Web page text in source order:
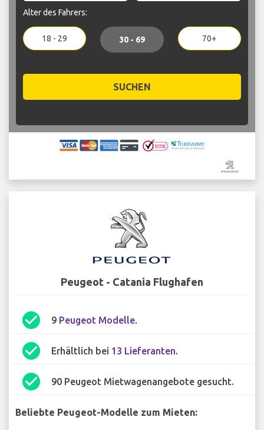
Alter des Fahrers:
18 - 29 30 - 69 70+
SUCHEN
Peugeot - Catania Flughafen
check_circle 9 Peugeot Modelle.
check_circle Erhältlich bei 13 Lieferanten.
check_circle 90 Peugeot Mietwagenangebote gesucht.
Beliebte Peugeot-Modelle zum Mieten: